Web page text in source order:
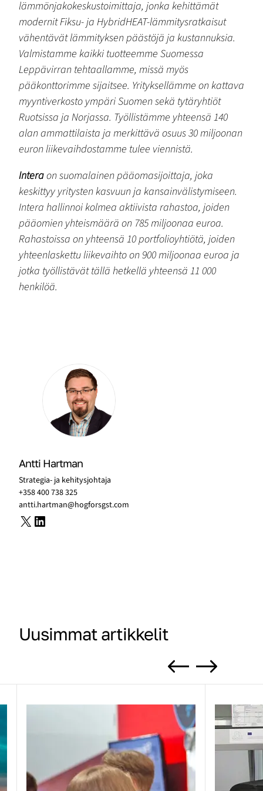
lämmönjakokeskustoimittaja, jonka kehittämät
modernit Fiksu- ja HybridHEAT-lämmitysratkaisut
vähentävät lämmityksen päästöjä ja kustannuksia.
Valmistamme kaikki tuotteemme Suomessa
Leppävirran tehtaallamme, missä myös
pääkonttorimme sijaitsee. Yrityksellämme on kattava
myyntiverkosto ympäri Suomen sekä tytäryhtiöt
Ruotsissa ja Norjassa. Työllistämme yhteensä 140
alan ammattilaista ja merkittävä osuus 30 miljoonan
euron liikevaihdostamme tulee viennistä.
Interaon suomalainen pääomasijoittaja, joka
keskittyy yritysten kasvuun ja kansainvälistymiseen.
Intera hallinnoi kolmea aktiivista rahastoa, joiden
pääomien yhteismäärä on 785 miljoonaa euroa.
Rahastoissa on yhteensä 10 portfolioyhtiötä, joiden
yhteenlaskettu liikevaihto on 900 miljoonaa euroa ja
jotka työllistävät tällä hetkellä yhteensä 11 000
henkilöä.
Antti Hartman
Strategia- ja kehitysjohtaja
+358 400 738 325
antti.hartman@hogforsgst.com
X LinkedIn
Uusimmat artikkelit